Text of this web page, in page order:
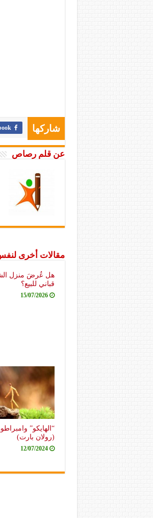
شاركها
عن قلم رصاص
مقالات أخرى
هل عُرضَ منزل
قباني للبيع؟
15/07/2026
“الهايكو”
(رولان بارت)
12/07/2024